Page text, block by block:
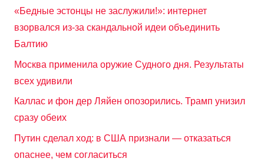
«Бедные эстонцы не заслужили!»: интернет
взорвался из-за скандальной идеи объединить
Балтию
Москва применила оружие Судного дня. Результаты
всех удивили
Каллас и фон дер Ляйен опозорились. Трамп унизил
сразу обеих
Путин сделал ход: в США признали — отказаться
опаснее, чем согласиться